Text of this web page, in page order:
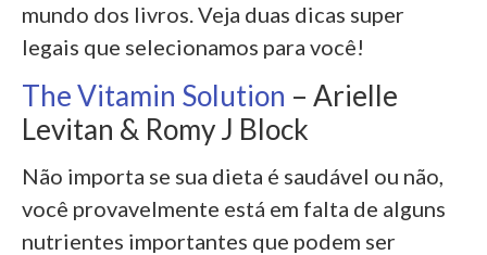
mundo dos livros. Veja duas dicas super
legais que selecionamos para você!
The Vitamin Solution – Arielle
Levitan & Romy J Block
Não importa se sua dieta é saudável ou não,
você provavelmente está em falta de alguns
nutrientes importantes que podem ser